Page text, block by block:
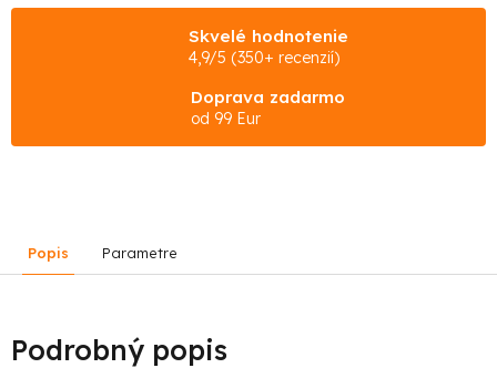
Skvelé hodnotenie
4,9/5 (350+ recenzií)
Doprava zadarmo
od 99 Eur
Popis Parametre
Podrobný popis